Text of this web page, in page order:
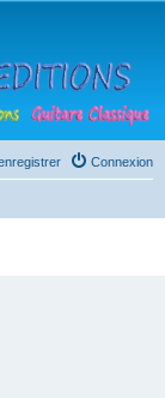
Connexion